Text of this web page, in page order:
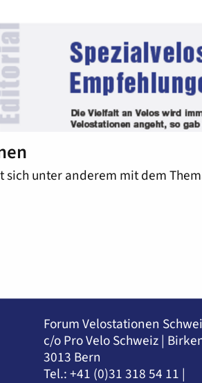
unter anderem mit dem
Forum Velostationen
c/o Pro Velo Schweiz |
3013 Bern
Tel.: +41 (0)31 318 54 11 |